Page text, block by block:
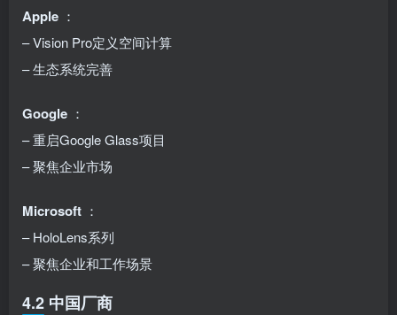
Apple ：
– Vision Pro定义空间计算
– 生态系统完善
Google ：
– 重启Google Glass项目
– 聚焦企业市场
Microsoft ：
– HoloLens系列
– 聚焦企业和工作场景
4.2 中国厂商